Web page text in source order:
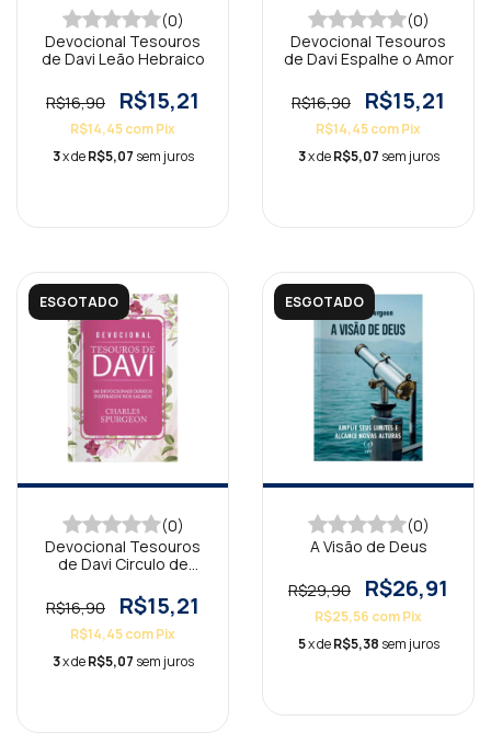
(0)
Devocional Tesouros
de Davi Leão Hebraico
R$16,90 R$15,21
R$14,45comPix
3x deR$5,07 sem juros
(0)
Devocional Tesouros
de Davi Espalhe o Amor
R$16,90 R$15,21
R$14,45comPix
3x deR$5,07 sem juros
ESGOTADO
(0)
Devocional Tesouros
de Davi Circulo de
R$16,90
R$15,21
R$14,45comPix
3x deR$5,07 sem juros
ESGOTADO
(0)
A Visão de Deus
R$29,90 R$26,91
R$25,56 comPix
5x deR$5,38 sem juros